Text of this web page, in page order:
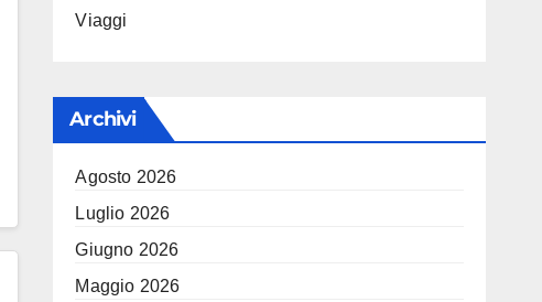
Viaggi
Archivi
Agosto 2026
Luglio 2026
Giugno 2026
Maggio 2026